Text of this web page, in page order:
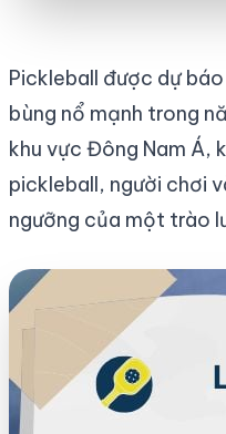
Pickleball được dự
bùng nổ mạnh trong
khu vực Đông Nam Á,
pickleball, người chơi
ngưỡng của một trào